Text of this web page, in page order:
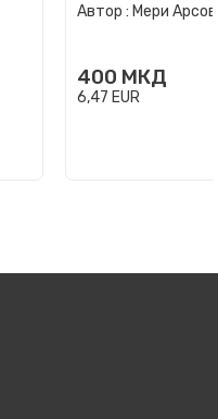
Автор : Мери
400 МКД
6,47 EUR